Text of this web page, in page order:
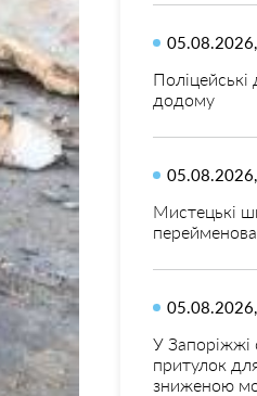
додому
Мистецькі
У Запоріжжі
притулок
зниженою